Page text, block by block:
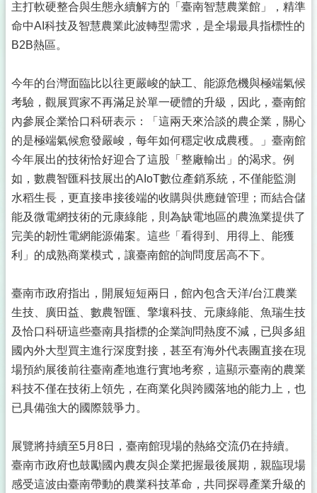
主打軟硬整合與生態永續解方的「臺南智慧農業館」，精準
命中AI科技及智慧農業此波轉型需求，是全場最具指標性的
B2B熱區。
今年的台灣面臨比以往更嚴峻的缺工、能源危機與極端氣候
考驗，觀展買家不再滿足於單一硬體的升級，因此，臺南館
內參展企業恰口科研表示：「這兩天來洽談的農企業，關心
的是極端氣候愈發嚴峻，每年如何穩定收成農穫。」臺南館
今年展出的技術恰好迎合了這股「整廠輸出」的渴求。例
如，數農智匯科技展出的AIoT數位產銷系統，不僅能監測
水稻生長，更直接串接後端的收購與供應鏈管理；而結合儲
能及微電網技術的元康綠能，則為缺電地區的農漁業提供了
完美的韌性電網能源備案。這些「看得到、用得上、能獲
利」的成熟商業模式，讓臺南館的詢問度居高不下。
臺南市政府指出，開展短短兩日，館內包含天洋/台江農業
生技、廣田益、數農智匯、擎壤科技、元康綠能、魚瑞生技
及恰口科研這些臺南具指標的企業詢問熱度不減，已與多組
國內外大型買主進行深度對接，甚至有海外代表團直接在現
場預約展後前往臺南產地進行實地考察，這顯示臺南的農業
科技不僅在技術上領先，在商業化與跨國落地的能力上，也
已具備強大的國際競爭力。
展覽將持續至5月8日，臺南館現場的熱絡交流仍在持續。
臺南市政府也鼓勵國內農友與企業把握最後展期，親臨現場
感受這波由臺南帶動的農業科技革命，共同探尋產業升級的